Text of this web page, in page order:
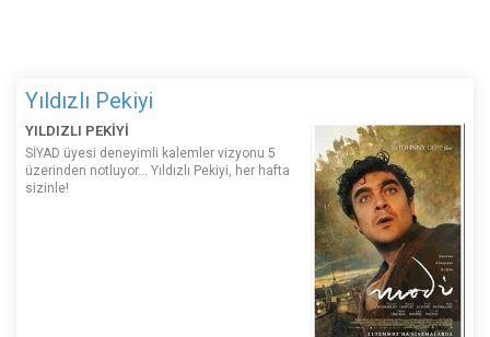
Yıldızlı Pekiyi
YILDIZLI PEKİYİ
SİYAD üyesi deneyimli kalemler vizyonu 5
üzerinden notluyor... Yıldızlı Pekiyi, her hafta
sizinle!